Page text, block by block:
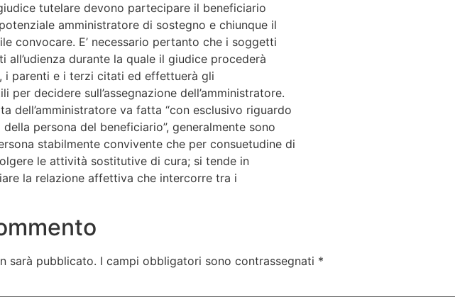
tutelare devono partecipare il beneficiario
amministratore di sostegno e chiunque il
convocare. E’ necessario pertanto che i soggetti
all’udienza durante la quale il giudice procederà
i parenti e i terzi citati ed effettuerà gli
per decidere sull’assegnazione dell’amministratore.
dell’amministratore va fatta “con esclusivo riguardo
persona del beneficiario”, generalmente sono
stabilmente convivente che per consuetudine di
le attività sostitutive di cura; si tende in
la relazione affettiva che intercorre tra i
sarà pubblicato. I campi obbligatori sono contrassegnati *